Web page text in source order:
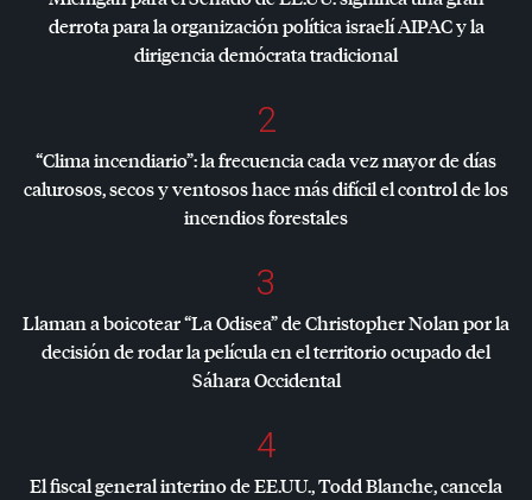
derrota para la organización política israelíAIPACy la
dirigencia demócrata tradicional
2
“Clima incendiario”: la frecuencia cada vez mayor de días
calurosos, secos y ventosos hace más difícil el control de los
incendios forestales
3
Llaman a boicotear “La Odisea” de Christopher Nolan por la
decisión de rodar la película en el territorio ocupado del
Sáhara Occidental
4
El fiscal general interino de EE.UU., Todd Blanche, cancela